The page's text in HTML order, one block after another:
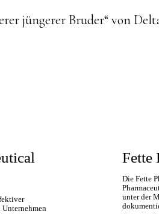
jüngerer Bruder“ von
Fette
Die Fette
unter der